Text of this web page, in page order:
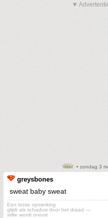
▼
• zondag 3
greysbones
sweat baby sweat
Een losse opmerking
glijdt als schaduw door het draad —
stilte wordt onrust